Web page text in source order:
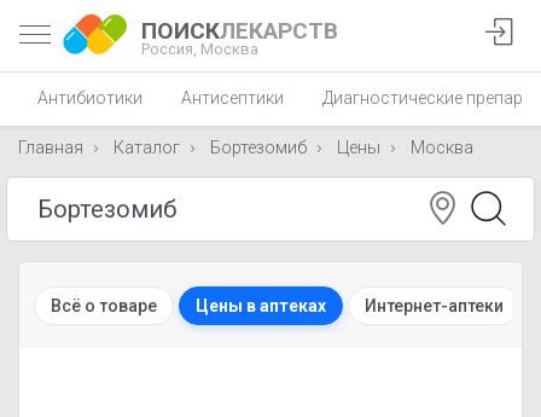
ПОИСКЛЕКАРСТВ
Россия, Москва
Антибиотики Антисептики Диагностические
Главная Каталог Бортезомиб Цены Москва
Всё о товаре Цены в аптеках Интернет-аптеки